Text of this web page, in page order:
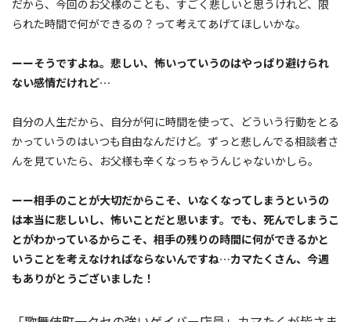
だから、今回のお父様のことも、すごく悲しいと思うけれど、限
られた時間で何ができるの？って考えてあげてほしいかな。
ーーそうですよね。悲しい、怖いっていうのはやっぱり避けられ
ない感情だけれど…
自分の人生だから、自分が何に時間を使って、どういう行動をとる
かっていうのはいつも自由なんだけど。ずっと悲しんでる相談者さ
んを見ていたら、お父様も辛くなっちゃうんじゃないかしら。
ーー相手のことが大切だからこそ、いなくなってしまうというの
は本当に悲しいし、怖いことだと思います。でも、死んでしまうこ
とがわかっているからこそ、相手の残りの時間に何ができるかと
いうことを考えなければならないんですね…カマたくさん、今週
もありがとうございました！